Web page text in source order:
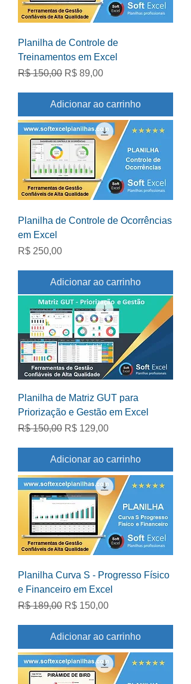
Planilha de Controle de
Treinamentos em Excel
Preço normal
R$ 150,00 Preço promocional
R$ 89,00
Adicionar ao carrinho
Planilha de Controle de Ocorrências
em Excel
Preço
R$ 250,00
Adicionar ao carrinho
Planilha de Matriz GUT para
Priorização e Gestão em Excel
Preço normal
R$ 150,00 Preço promocional
R$ 129,00
Adicionar ao carrinho
Planilha Curva S - Progresso Físico
e Financeiro em Excel
Preço normal
R$ 189,00 Preço promocional
R$ 150,00
Adicionar ao carrinho